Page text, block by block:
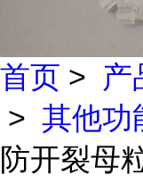
首页 > 产
> 其他功
防开裂母